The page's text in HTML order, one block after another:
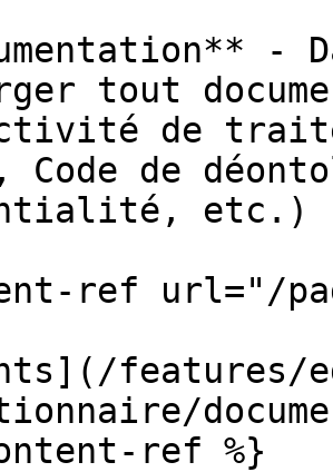
-
tout
de
Code de
etc.)
ref url="/
ref %}